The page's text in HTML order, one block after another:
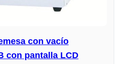
con vacío
con pantalla LCD